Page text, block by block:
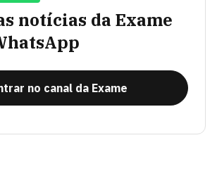
notícias da Exame
no canal da Exame